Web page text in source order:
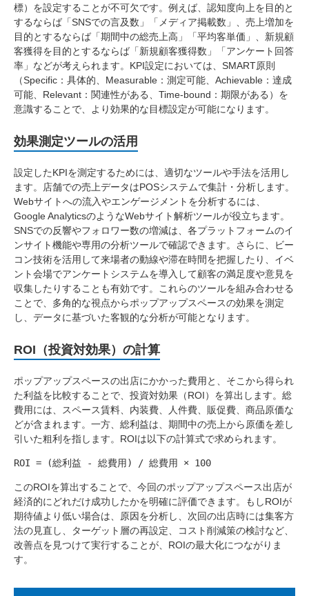
標）を設定することが不可欠です。例えば、認知度向上を目的と
するならば「SNSでの言及数」「メディア掲載数」、売上増加を
目的とするならば「期間中の総売上高」「平均客単価」、新規顧
客獲得を目的とするならば「新規顧客獲得数」「アンケート回答
率」などが考えられます。KPI設定においては、SMART原則
（Specific：具体的、Measurable：測定可能、Achievable：達成
可能、Relevant：関連性がある、Time-bound：期限がある）を
意識することで、より効果的な目標設定が可能になります。
効果測定ツールの活用
設定したKPIを測定するためには、適切なツールや手法を活用し
ます。店舗での売上データはPOSシステムで集計・分析します。
Webサイトへの流入やエンゲージメントを分析するには、
Google AnalyticsのようなWebサイト解析ツールが役立ちます。
SNSでの反響やフォロワー数の増減は、各プラットフォームのイ
ンサイト機能や専用の分析ツールで確認できます。さらに、ビー
コン技術を活用して来場者の動線や滞在時間を把握したり、イベ
ント会場でアンケートシステムを導入して顧客の満足度や意見を
収集したりすることも有効です。これらのツールを組み合わせる
ことで、多角的な視点からポップアップスペースの効果を測定
し、データに基づいた客観的な分析が可能となります。
ROI（投資対効果）の計算
ポップアップスペースの出店にかかった費用と、そこから得られ
た利益を比較することで、投資対効果（ROI）を算出します。総
費用には、スペース賃料、内装費、人件費、販促費、商品原価な
どが含まれます。一方、総利益は、期間中の売上から原価を差し
引いた粗利を指します。ROIは以下の計算式で求められます。
ROI = (総利益 - 総費用) / 総費用 × 100
このROIを算出することで、今回のポップアップスペース出店が
経済的にどれだけ成功したかを明確に評価できます。もしROIが
期待値より低い場合は、原因を分析し、次回の出店時には集客方
法の見直し、ターゲット層の再設定、コスト削減策の検討など、
改善点を見つけて実行することが、ROIの最大化につながりま
す。